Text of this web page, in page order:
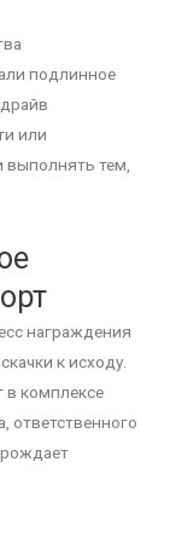
подлинное
или
выполнять тем,
награждения
к исходу.
комплексе
ответственного